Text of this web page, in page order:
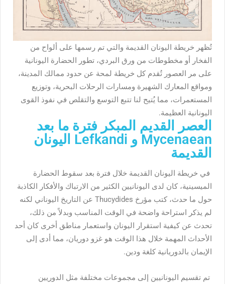
تُظهر خريطة اليونان القديمة والتي تم رسمها على ألواح من
الفخار أو مخطوطات من ورق البردي، تطور الحضارة اليونانية
على مر العصور تُقدم كل خريطة لمحة عن حدود ممالك المدينة،
ومواقع المعارك الشهيرة ومسارات الرحلات البحرية، وتوزيع
المستعمرات، مما يُتيح لنا تتبع التوسع والتقلص في نفوذ القوى
اليونانية العظيمة.
العصر القديم المبكر فترة ما بعد
Mycenaean و Lefkandi اليونان
القديمة
في خريطة اليونان القديمة خلال فترة بعد سقوط الحضارة
الميسينية، كان لدى اليونانيين الكثير من الارتباك والأفكار الكاذبة
حول ما حدث، كتب مؤرخ Thucydides عن التاريخ اليوناني لكنه
لم يذكر استراحة واضحة في الوقت المناسب وبدلاً من ذلك،
تحدث عن كيفية استقرار اليونان واستعمار مناطق أخرى كان أحد
الأحداث المهمة خلال هذا الوقت هو غزو دوريان، مما أدى إلى
الإيمان بالدوريانية كلغة ودين.
تم تقسيم اليونانيين إلى مجموعات مختلفة مثل الدوريين